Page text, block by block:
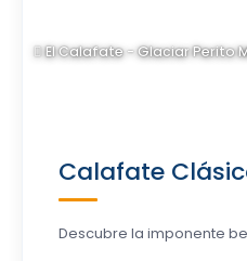
El Calafate - Glaciar Perito
Calafate
Descubre la imponente